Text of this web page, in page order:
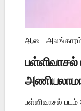
ஆடை
பள்ளிவாசல்